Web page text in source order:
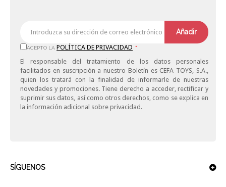
Añadir
ACEPTO LA POLÍTICA DE PRIVACIDAD *
El responsable del tratamiento de los datos personales
facilitados en suscripción a nuestro Boletín es CEFA TOYS, S.A.,
quien los tratará con la finalidad de informarle de nuestras
novedades y promociones. Tiene derecho a acceder, rectificar y
suprimir sus datos, así como otros derechos, como se explica en
la información adicional sobre privacidad.
SÍGUENOS